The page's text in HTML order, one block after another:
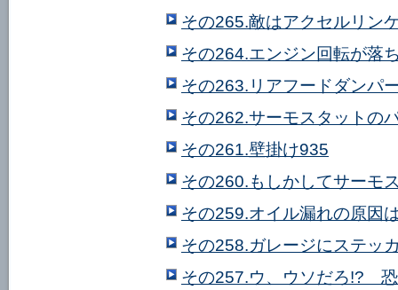
その265.敵はアクセルリン
その264.エンジン回転が落
その263.リアフードダンパ
その262.サーモスタットの
その261.壁掛け935
その260.もしかしてサーモ
その259.オイル漏れの原因
その258.ガレージにステッ
その257.ウ、ウソだろ!?